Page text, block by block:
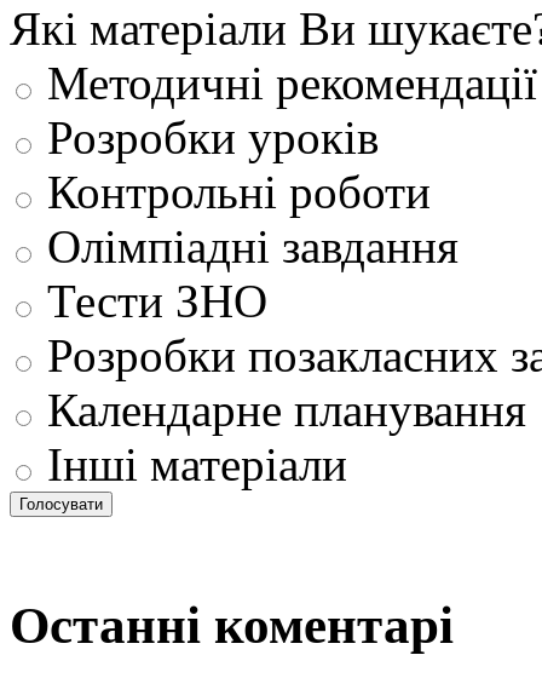
Які матеріали Ви
Методичні рекомендації
Розробки уроків
Контрольні роботи
Олімпіадні завдання
Тести ЗНО
Розробки позакласних
Календарне планування
Інші матеріали
Останні коментарі